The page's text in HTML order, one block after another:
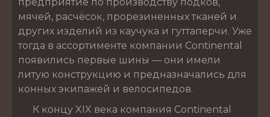
мячей, расчёсок, прорезиненных тканей и
других изделий из каучука и гуттаперчи. Уже
тогда в ассортименте компании Continental
появились первые шины — они имели
литую конструкцию и предназначались для
конных экипажей и велосипедов.
К концу XIX века компания Continental